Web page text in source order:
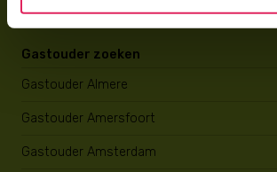
Gastouder zoeken
Gastouder Almere
Gastouder Amersfoort
Gastouder Amsterdam